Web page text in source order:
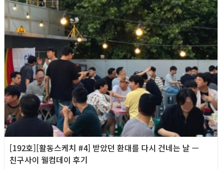
[192호][활동스케치 #4] 받았던 환대를 다시 건네는 날 —
친구사이 웰컴데이 후기